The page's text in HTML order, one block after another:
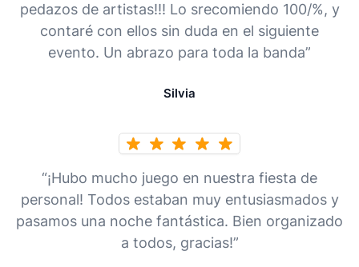
pedazos de artistas!!! Lo srecomiendo 100/%, y
contaré con ellos sin duda en el siguiente
evento. Un abrazo para toda la banda”
Silvia
“¡Hubo mucho juego en nuestra fiesta de
personal! Todos estaban muy entusiasmados y
pasamos una noche fantástica. Bien organizado
a todos, gracias!”